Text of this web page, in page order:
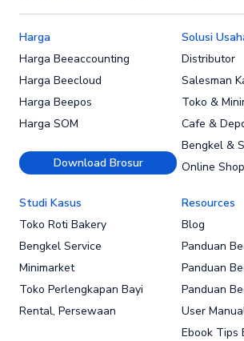
Harga
Harga Beeaccounting
Harga Beecloud
Harga Beepos
Harga SOM
Download Brosur
Solusi
Distributor
Salesman
Toko &
Cafe &
Bengkel &
Online Shop
Studi Kasus
Toko Roti Bakery
Bengkel Service
Minimarket
Toko Perlengkapan Bayi
Rental, Persewaan
Resources
Blog
Panduan
Panduan
Panduan
User
Ebook Tips